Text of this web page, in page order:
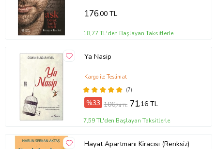
176,00 TL
18,77 TL'den Başlayan Taksitlerle
Ya Nasip
(7)
Kargo ile Teslimat
%33 106,74 TL 71,16 TL
7,59 TL'den Başlayan Taksitlerle
Hayat Apartmanı Kiracısı (Renksiz)